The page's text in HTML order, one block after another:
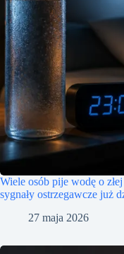
Wiele osób pije wodę o
sygnały ostrzegawcze już
27 maja 2026